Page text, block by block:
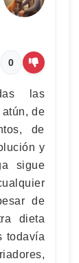
0
las
de
de
y
sigue
de
dieta
todavía